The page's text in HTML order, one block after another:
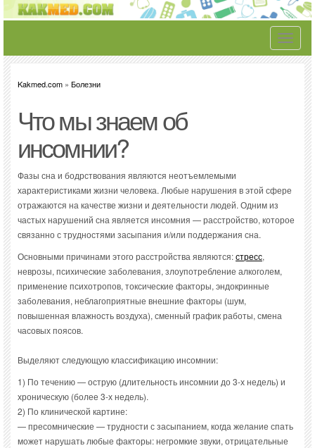
Toggle
Kakmed.com » Болезни
Что мы знаем об
инсомнии?
Фазы сна и бодрствования являются неотъемлемыми
характеристиками жизни человека. Любые нарушения в этой сфере
отражаются на качестве жизни и деятельности людей. Одним из
частых нарушений сна является инсомния — расстройство, которое
связанно с трудностями засыпания и/или поддержания сна.
Основными причинами этого расстройства являются:стресс,
неврозы, психические заболевания, злоупотребление алкоголем,
применение психотропов, токсические факторы, эндокринные
заболевания, неблагоприятные внешние факторы (шум,
повышенная влажность воздуха), сменный график работы, смена
часовых поясов.
Выделяют следующую классификацию инсомнии:
1) По течению — острую (длительность инсомнии до 3-х недель) и
хроническую (более 3-х недель).
2) По клинической картине:
— пресомнические — трудности с засыпанием, когда желание спать
может нарушать любые факторы: негромкие звуки, отрицательные